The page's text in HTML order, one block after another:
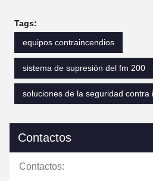
Tags:
equipos contraincendios
sistema de supresión del fm 200
soluciones de la seguridad contra
Contactos
Contactos: